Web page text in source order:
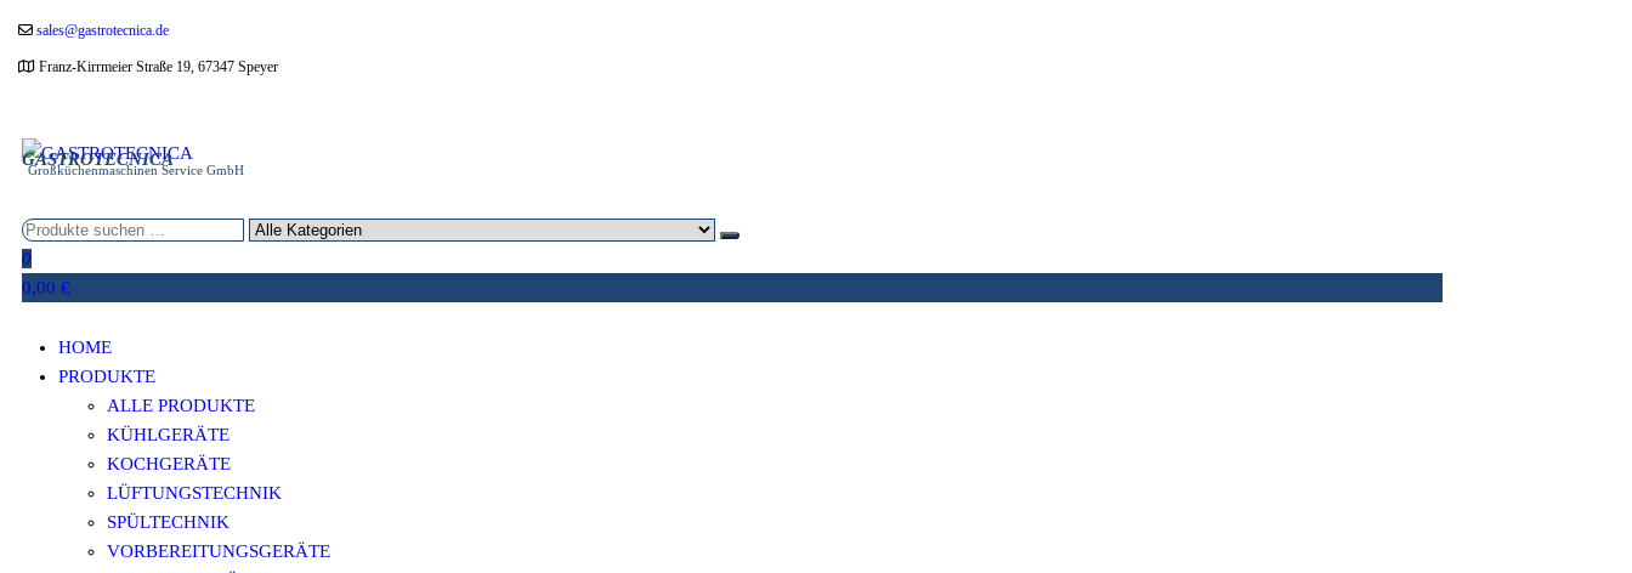
Zumsales@gastrotecnica.de
Franz-Kirrmeier Straße 19, 67347 Speyer
GASTROTECNICA
Großküchenmaschinen Service GmbH
0
0,00 €
HOME
PRODUKTE
ALLE PRODUKTE
KÜHLGERÄTE
KOCHGERÄTE
LÜFTUNGSTECHNIK
SPÜLTECHNIK
VORBEREITUNGSGERÄTE